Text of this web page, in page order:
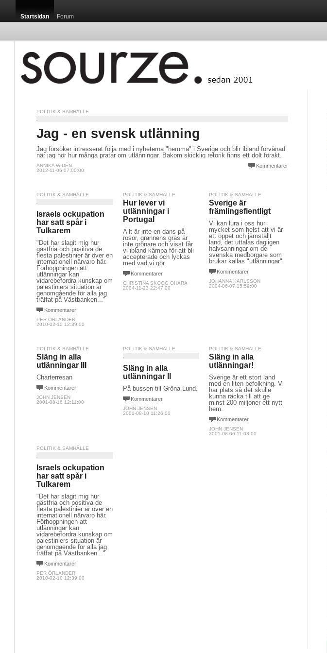
Startsidan Forum
POLITIK & SAMHÄLLE
Jag - en svensk utlänning
Jag försöker intresserat följa med i nyheterna "hemma" i Sverige och blir ibland förvånad
när jag hör hur många pratar om utlänningar. Bakom skicklig retorik finns ett dolt förakt.
Kommentarer
ANNIKA WIDÉN
2012-11-06 07:00:00
POLITIK & SAMHÄLLE
Israels ockupation
har satt spår i
Tulkarem
"Det har slagit mig hur
gästfria och positiva de
flesta palestinier är över en
internationell närvaro här.
Förhoppningen att
utlänningar kan
vidarebefordra kunskap om
palestiniers situation är
genomgående för alla jag
träffat på Västbanken..."
Kommentarer
PER ÖRLANDER
2010-02-10 12:39:00
POLITIK & SAMHÄLLE
Hur lever vi
utlänningar i
Portugal
Allt är inte en dans på
rosor, grannens gräs är
inte grönare och visst får
vi ibland kämpa för att bli
accepterade och lyckas
med vad vi gör.
Kommentarer
CHRISTINA SKOOG OHARA
2004-11-23 22:47:00
POLITIK & SAMHÄLLE
Sverige är
främlingsfientligt
Vi kan lura i oss hur
mycket som helst att vi är
ett öppet och jämställt
land, det uttalas dagligen
halvsanningar om de
svenska medborgare som
brukar kallas "utlänningar".
Kommentarer
JOHANNA KARLSSON
2004-06-07 15:59:00
POLITIK & SAMHÄLLE
Släng in alla
utlänningar III
Charterresan
Kommentarer
JOHN JENSEN
2001-08-16 12:11:00
POLITIK & SAMHÄLLE
Släng in alla
utlänningar II
På bussen till Gröna Lund.
Kommentarer
JOHN JENSEN
2001-08-10 11:26:00
POLITIK & SAMHÄLLE
Släng in alla
utlänningar!
Sverige är ett stort land
med en liten befolkning. Vi
har plats så det skulle
kunna räcka till att ge
minst 200 miljoner ett nytt
hem.
Kommentarer
JOHN JENSEN
2001-08-06 11:08:00
POLITIK & SAMHÄLLE
Israels ockupation
har satt spår i
Tulkarem
"Det har slagit mig hur
gästfria och positiva de
flesta palestinier är över en
internationell närvaro här.
Förhoppningen att
utlänningar kan
vidarebefordra kunskap om
palestiniers situation är
genomgående för alla jag
träffat på Västbanken..."
Kommentarer
PER ÖRLANDER
2010-02-10 12:39:00